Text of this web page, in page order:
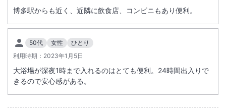
博多駅からも近く、近隣に飲食店、コンビニもあり便利。
50代 女性
ひとり
利用時期： 2023年1月5日
大浴場が深夜1時まで入れるのはとても便利。24時間出入りで
きるので安心感がある。